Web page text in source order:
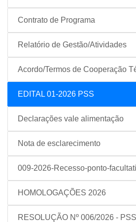
Contrato de Programa
Relatório de Gestão/Atividades
Acordo/Termos de Cooperação
EDITAL 01-2026 PSS
Declarações vale alimentação
Nota de esclarecimento
009-2026-Recesso-ponto-
HOMOLOGAÇÕES 2026
RESOLUÇÃO Nº 006/2026 - PSS